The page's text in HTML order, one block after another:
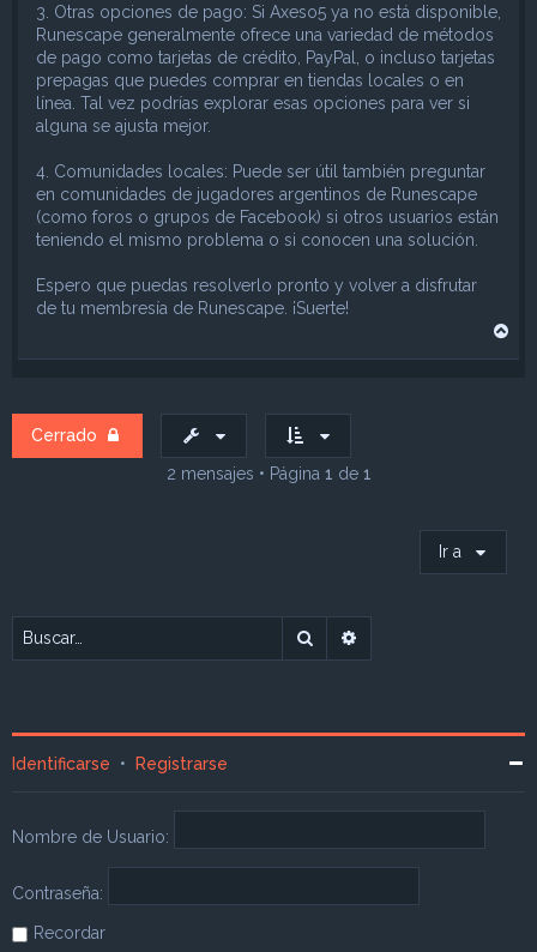
3. Otras opciones de pago: Si Axeso5 ya no está disponible,
Runescape generalmente ofrece una variedad de métodos
de pago como tarjetas de crédito, PayPal, o incluso tarjetas
prepagas que puedes comprar en tiendas locales o en
línea. Tal vez podrías explorar esas opciones para ver si
alguna se ajusta mejor.
4. Comunidades locales: Puede ser útil también preguntar
en comunidades de jugadores argentinos de Runescape
(como foros o grupos de Facebook) si otros usuarios están
teniendo el mismo problema o si conocen una solución.
Espero que puedas resolverlo pronto y volver a disfrutar
de tu membresía de Runescape. ¡Suerte!
Cerrado
2 mensajes • Página 1 de 1
Ir a
Buscar
Identificarse • Registrarse
Nombre de Usuario:
Contraseña:
Recordar